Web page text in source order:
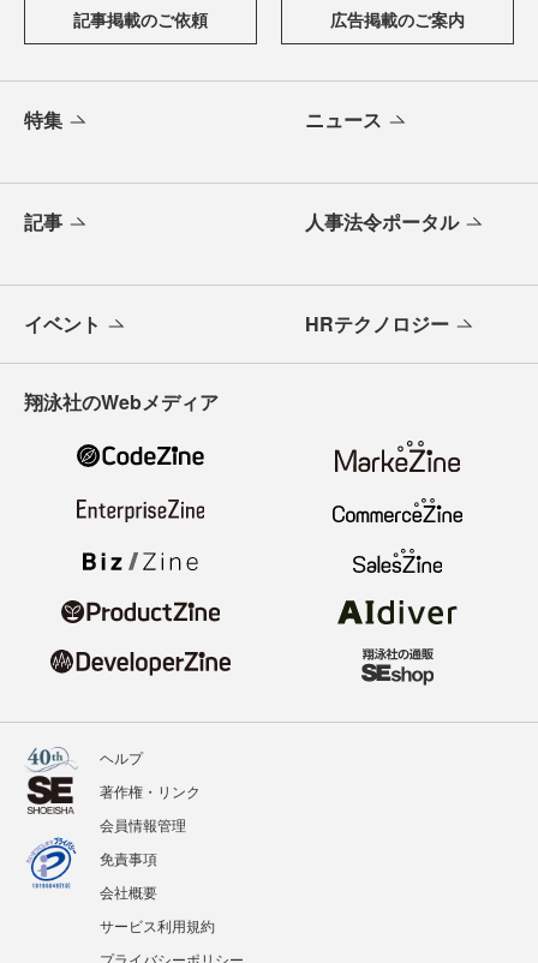
記事掲載のご依頼 広告掲載のご案内
特集 ニュース
記事 人事法令ポータル
イベント HRテクノロジー
翔泳社のWebメディア
ヘルプ
著作権・リンク
会員情報管理
免責事項
会社概要
サービス利用規約
プライバシーポリシー